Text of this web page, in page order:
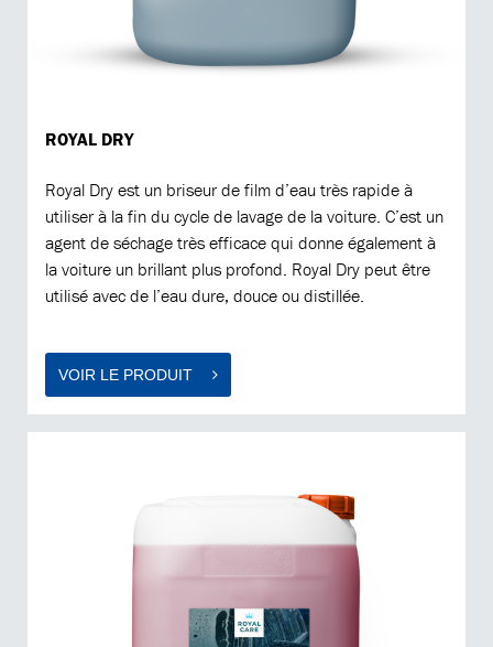
ROYAL DRY
Royal Dry est un briseur de film d’eau très rapide à
utiliser à la fin du cycle de lavage de la voiture. C’est un
agent de séchage très efficace qui donne également à
la voiture un brillant plus profond. Royal Dry peut être
utilisé avec de l’eau dure, douce ou distillée.
VOIR LE PRODUIT